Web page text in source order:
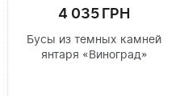
4 035 ГРН
Бусы из темных камней
янтаря «Виноград»